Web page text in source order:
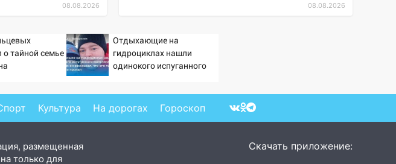
08.08.2026 08.08.2026
о тайной семье
Отдыхающие на
гидроциклах нашли
одинокого испуганного
нырнул и пропал
Культура На дорогах Гороскоп
размещенная
только для
Скачать приложение: